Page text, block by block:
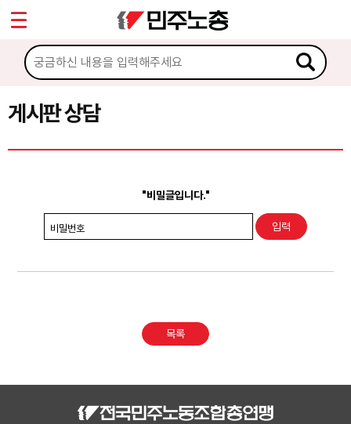
게시판 상담
"비밀글입니다."
비밀번호
목록
마이페이지
소개
소식
노동상담
권리찾기수첩 검색
찾아보기
Sketchbook5, 스케치북5
Sketchbook5, 스케치북5